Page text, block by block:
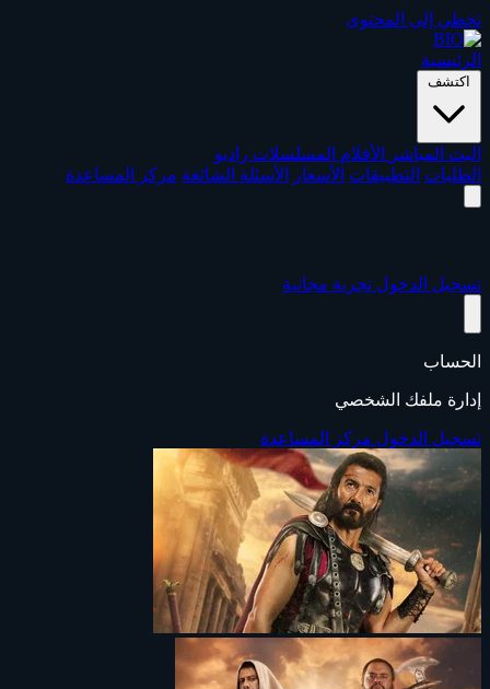
تخطي إلى المحتوى
الرئيسية
اكتشف
البث المباشر الأفلام المسلسلات راديو
الطلبات التطبيقات الأسعار الأسئلة الشائعة مركز المساعدة
تسجيل الدخول تجربة مجانية
الحساب
إدارة ملفك الشخصي
تسجيل الدخول مركز المساعدة